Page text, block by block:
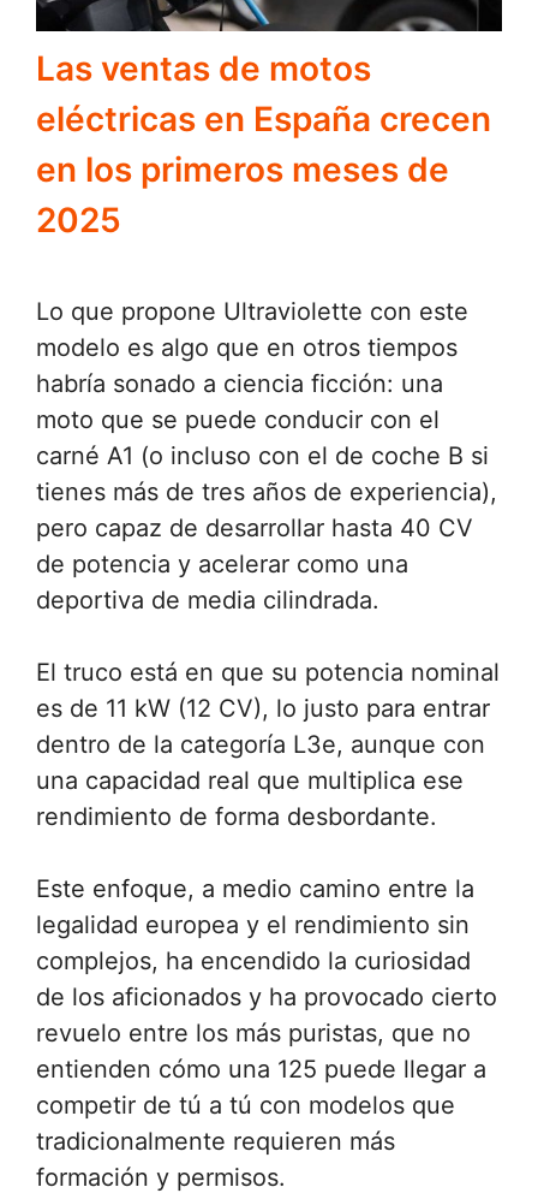
Las ventas de motos
eléctricas en España crecen
en los primeros meses de
2025
Lo que propone Ultraviolette con este
modelo es algo que en otros tiempos
habría sonado a ciencia ficción: una
moto que se puede conducir con el
carné A1 (o incluso con el de coche B si
tienes más de tres años de experiencia),
pero capaz de desarrollar hasta 40 CV
de potencia y acelerar como una
deportiva de media cilindrada.
El truco está en que su potencia nominal
es de 11 kW (12 CV), lo justo para entrar
dentro de la categoría L3e, aunque con
una capacidad real que multiplica ese
rendimiento de forma desbordante.
Este enfoque, a medio camino entre la
legalidad europea y el rendimiento sin
complejos, ha encendido la curiosidad
de los aficionados y ha provocado cierto
revuelo entre los más puristas, que no
entienden cómo una 125 puede llegar a
competir de tú a tú con modelos que
tradicionalmente requieren más
formación y permisos.